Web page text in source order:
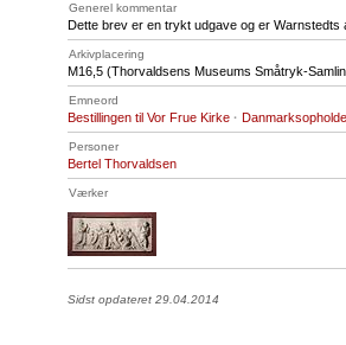
Generel kommentar
Dette brev er en trykt udgave og er Warnstedts
Arkivplacering
M16 ,5 (Thorvaldsens Museums Småtryk-
Emneord
Bestillingen til Vor Frue Kirke ·
Personer
Bertel Thorvaldsen
Værker
Sidst opdateret 29.04.2014